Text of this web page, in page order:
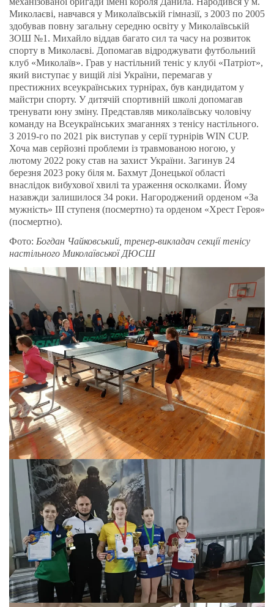
Миколаєві, навчався у Миколаївській гімназії, з 2003 по 2005
здобував повну загальну середню освіту у Миколаївській
ЗОШ №1. Михайло віддав багато сил та часу на розвиток
спорту в Миколаєві. Допомагав відроджувати футбольний
клуб «Миколаїв». Грав у настільний теніс у клубі «Патріот»,
який виступає у вищій лізі України, перемагав у
престижних всеукраїнських турнірах, був кандидатом у
майстри спорту. У дитячій спортивній школі допомагав
тренувати юну зміну. Представляв миколаївську чоловічу
команду на Всеукраїнських змаганнях з тенісу настільного.
З 2019-го по 2021 рік виступав у серії турнірів WIN CUP.
Хоча мав серйозні проблеми із травмованою ногою, у
лютому 2022 року став на захист України. Загинув 24
березня 2023 року біля м. Бахмут Донецької області
внаслідок вибухової хвилі та ураження осколками. Йому
назавжди залишилося 34 роки. Нагороджений орденом «За
мужність» III ступеня (посмертно) та орденом «Хрест Героя»
(посмертно).
Фото: Богдан Чайковський, тренер-викладач секції тенісу
настільного Миколаївської ДЮСШ